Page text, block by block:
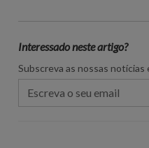
Interessado neste artigo?
Subscreva as nossas notícias